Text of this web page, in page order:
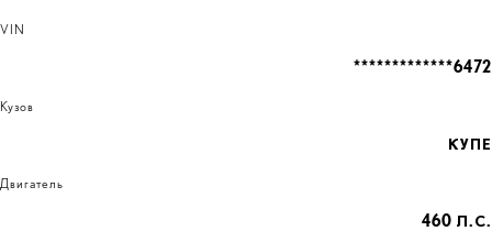
VIN
*************6472
Кузов
КУПЕ
Двигатель
460 Л.С.